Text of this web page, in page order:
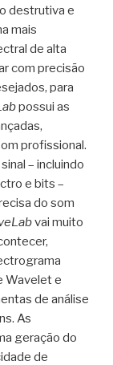
destrutiva e
mais
de alta
com precisão
para
possui as
profissional.
– incluindo
e bits –
do som
vai muito
Wavelet e
de análise
As
geração do
de